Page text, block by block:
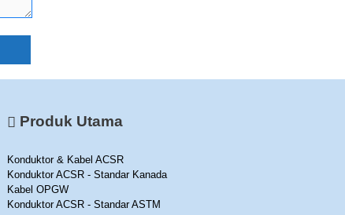
Produk Utama
Konduktor & Kabel ACSR
Konduktor ACSR - Standar Kanada
Kabel OPGW
Konduktor ACSR - Standar ASTM